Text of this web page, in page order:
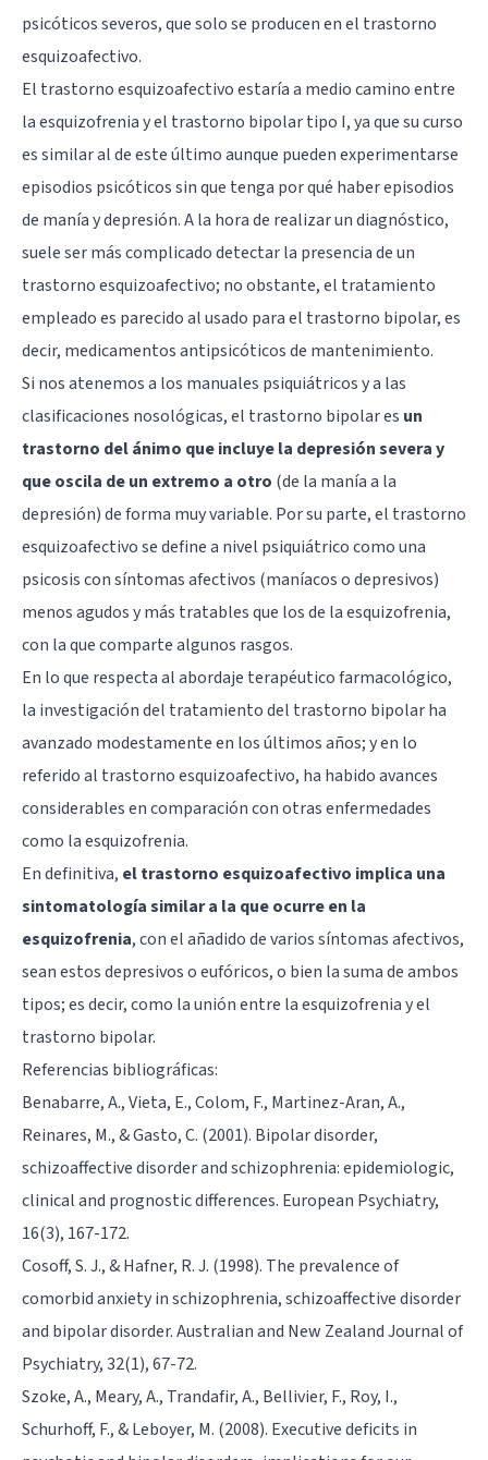
psicóticos severos, que solo se producen en el trastorno
esquizoafectivo.
El trastorno esquizoafectivo estaría a medio camino entre
la esquizofrenia y el trastorno bipolar tipo I, ya que su curso
es similar al de este último aunque pueden experimentarse
episodios psicóticos sin que tenga por qué haber episodios
de manía y depresión. A la hora de realizar un diagnóstico,
suele ser más complicado detectar la presencia de un
trastorno esquizoafectivo; no obstante, el tratamiento
empleado es parecido al usado para el trastorno bipolar, es
decir, medicamentos antipsicóticos de mantenimiento.
Si nos atenemos a los manuales psiquiátricos y a las
clasificaciones nosológicas, el trastorno bipolar es un
trastorno del ánimo que incluye la depresión severa y
que oscila de un extremo a otro (de la manía a la
depresión) de forma muy variable. Por su parte, el trastorno
esquizoafectivo se define a nivel psiquiátrico como una
psicosis con síntomas afectivos (maníacos o depresivos)
menos agudos y más tratables que los de la esquizofrenia,
con la que comparte algunos rasgos.
En lo que respecta al abordaje terapéutico farmacológico,
la investigación del tratamiento del trastorno bipolar ha
avanzado modestamente en los últimos años; y en lo
referido al trastorno esquizoafectivo, ha habido avances
considerables en comparación con otras enfermedades
como la esquizofrenia.
En definitiva, el trastorno esquizoafectivo implica una
sintomatología similar a la que ocurre en la
esquizofrenia, con el añadido de varios síntomas afectivos,
sean estos depresivos o eufóricos, o bien la suma de ambos
tipos; es decir, como la unión entre la esquizofrenia y el
trastorno bipolar.
Referencias bibliográficas:
Benabarre, A., Vieta, E., Colom, F., Martinez-Aran, A.,
Reinares, M., & Gasto, C. (2001). Bipolar disorder,
schizoaffective disorder and schizophrenia: epidemiologic,
clinical and prognostic differences. European Psychiatry,
16(3), 167-172.
Cosoff, S. J., & Hafner, R. J. (1998). The prevalence of
comorbid anxiety in schizophrenia, schizoaffective disorder
and bipolar disorder. Australian and New Zealand Journal of
Psychiatry, 32(1), 67-72.
Szoke, A., Meary, A., Trandafir, A., Bellivier, F., Roy, I.,
Schurhoff, F., & Leboyer, M. (2008). Executive deficits in